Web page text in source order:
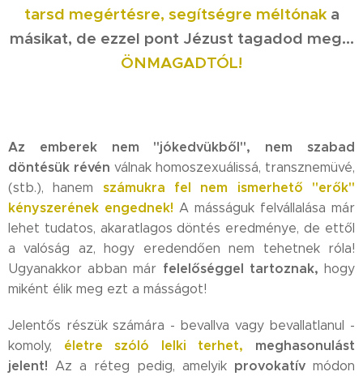
tarsd megértésre, segítségre méltónaka
másikat, de ezzel pont Jézust tagadod meg...
ÖNMAGADTÓL!
Az emberek nem "jókedvükből", nem szabad
döntésük révén válnak homoszexuálissá, transznemüvé,
(stb.), hanem számukra fel
nem ismerhető "erők"
kényszerének engednek! A másságuk felvállalása már
lehet tudatos, akaratlagos döntés eredménye, de ettől
a valóság az, hogy eredendően nem tehetnek róla!
Ugyanakkor abban már felelőséggel tartoznak, hogy
miként élik meg ezt a másságot!
Jelentős részük számára - bevallva vagy bevallatlanul -
komoly, életre szóló lelki terhet, meghasonulást
jelent! Az a réteg pedig, amelyik provokatív módon